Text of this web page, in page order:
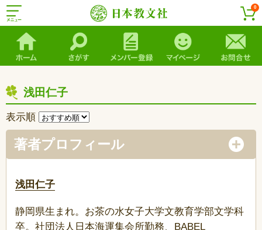
0
浅田仁子
表示順
著者プロフィール
浅田仁子
静岡県生まれ。お茶の水女子大学文教育学部文学科
卒。社団法人日本海運集会所勤務、BABEL